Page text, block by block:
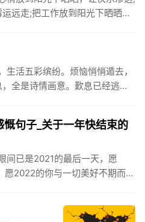
远走;把工作放到阳光下晒晒，
活五彩缤纷。烦恼悄悄遁去，
全是诗情画意。歎息已经逃
句子_关于一年快结束的
间已是2021的最后一天，愿
愿2022的你与一切美好不期而